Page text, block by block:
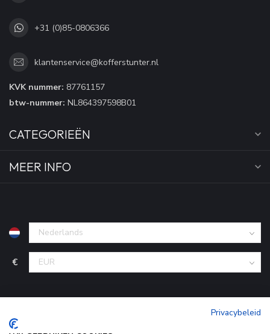
+31 (0)85-0806366
klantenservice@kofferstunter.nl
KVK nummer: 87761157
btw-nummer: NL864397598B01
CATEGORIEËN
MEER INFO
€
Privacybeleid